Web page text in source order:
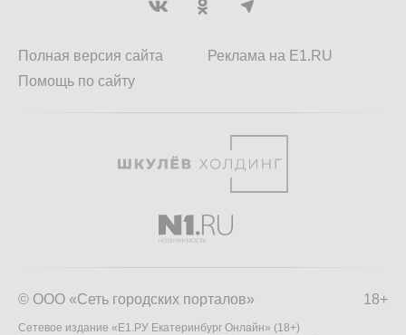
Полная версия сайта
Помощь по сайту
Реклама на E1.RU
18+
© ООО «Сеть городских порталов»
Сетевое издание «Е1.РУ Екатеринбург Онлайн» (18+)